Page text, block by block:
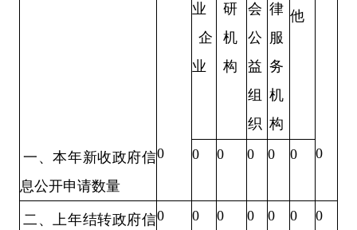
业
企
业
研
机
构
会
公
益
组
织
律
服
务
机
构
他
一、本年新收政府信
息公开申请数量
0 0 0 0 0 0 0
二、上年结转政府信0 0 0 0 0 0 0